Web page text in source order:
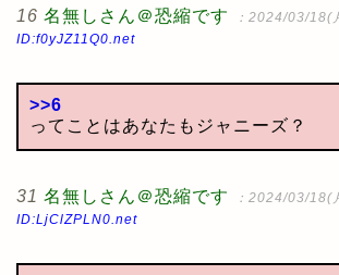
16 名無しさん＠恐縮です
：2024/03/18(
ID:f0yJZ11Q0.net
>>6
ってことはあなたもジャニーズ？
31 名無しさん＠恐縮です
：2024/03/
ID:LjClZPLN0.net